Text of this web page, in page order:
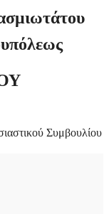
Συμβουλίου